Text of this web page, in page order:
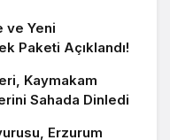
ve Yeni
Paketi Açıklandı!
Kaymakam
Sahada Dinledi
Erzurum